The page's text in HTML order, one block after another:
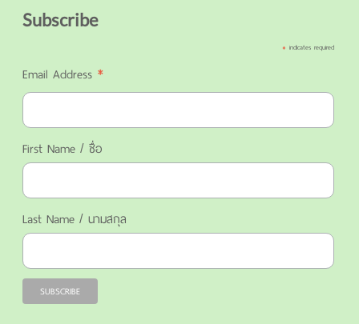
Subscribe
* indicates required
Email Address *
First Name / ชื่อ
Last Name / นามสกุล